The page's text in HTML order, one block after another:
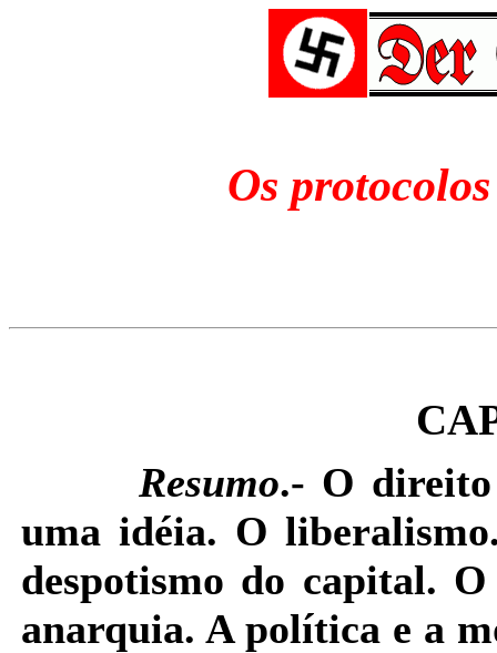
Os
Resumo.- O
uma idéia. O
despotismo do capital.
anarquia. A política e a